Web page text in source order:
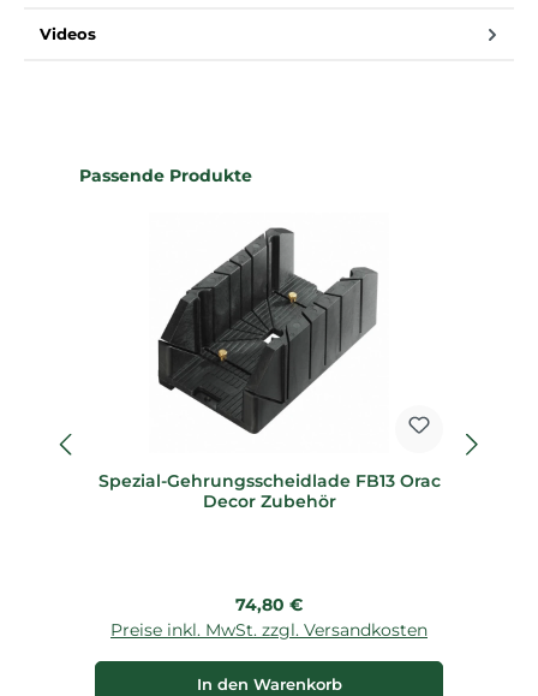
Videos
Produktgalerie überspringen
Passende Produkte
Spezial-Gehrungsscheidlade FB13 Orac
Decor Zubehör
Regulärer Preis:
74,80 €
Preise inkl. MwSt. zzgl. Versandkosten
In den Warenkorb